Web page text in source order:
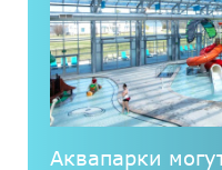
Аквапарки